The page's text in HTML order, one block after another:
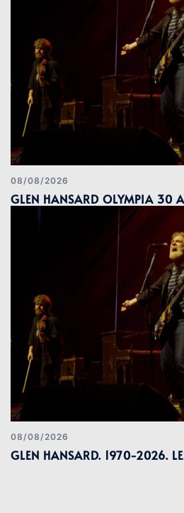
08/08/2026
GLEN HANSARD OLYMPIA 30
08/08/2026
GLEN HANSARD. 1970-2026.